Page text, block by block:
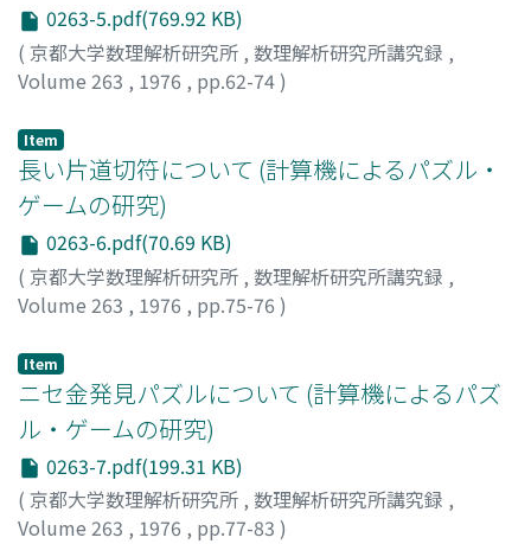
0263-5.pdf(769.92 KB)
( 京都大学数理解析研究所 , 数理解析研究所講究録 ,
Volume 263 , 1976 , pp.62-74)
Item
長い片道切符について (計算機によるパズル・
ゲームの研究)
0263-6.pdf(70.69 KB)
( 京都大学数理解析研究所 , 数理解析研究所講究録 ,
Volume 263 , 1976 , pp.75-76 )
Item
ニセ金発見パズルについて (計算機によるパズ
ル・ゲームの研究)
0263-7.pdf(199.31 KB)
( 京都大学数理解析研究所 , 数理解析研究所講究録 ,
Volume 263 , 1976 , pp.77-83 )